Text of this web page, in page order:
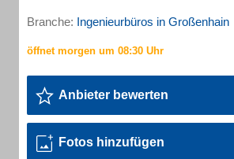
Branche: Ingenieurbüros in Großenhain
Anbieter bewerten
Fotos hinzufügen